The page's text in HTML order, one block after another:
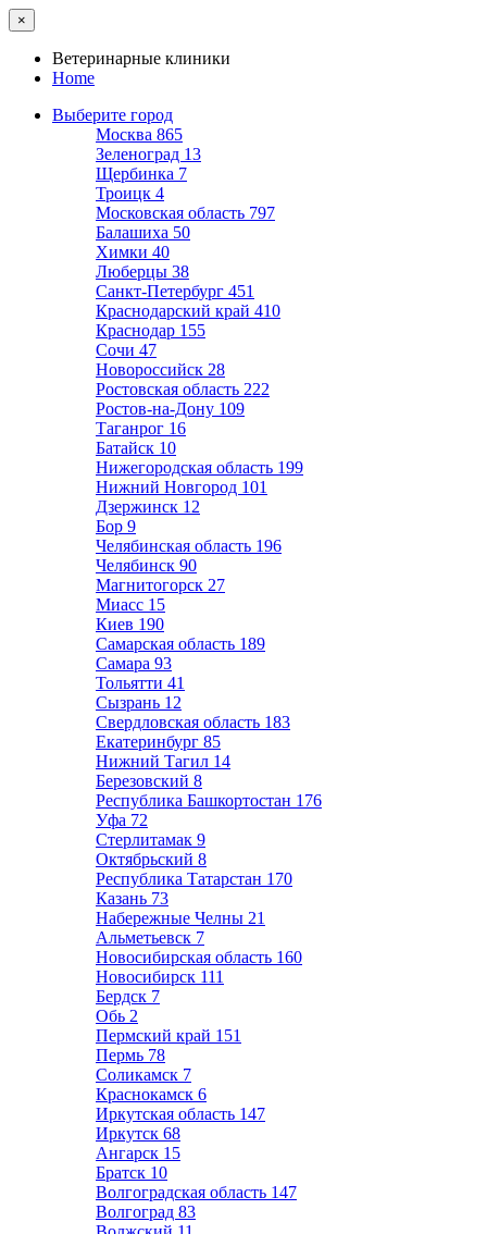
×
Ветеринарные клиники
Home
Выберите город
Москва 865
Зеленоград 13
Щербинка 7
Троицк 4
Московская область 797
Балашиха 50
Химки 40
Люберцы 38
Санкт-Петербург 451
Краснодарский край 410
Краснодар 155
Сочи 47
Новороссийск 28
Ростовская область 222
Ростов-на-Дону 109
Таганрог 16
Батайск 10
Нижегородская область 199
Нижний Новгород 101
Дзержинск 12
Бор 9
Челябинская область 196
Челябинск 90
Магнитогорск 27
Миасс 15
Киев 190
Самарская область 189
Самара 93
Тольятти 41
Сызрань 12
Свердловская область 183
Екатеринбург 85
Нижний Тагил 14
Березовский 8
Республика Башкортостан 176
Уфа 72
Стерлитамак 9
Октябрьский 8
Республика Татарстан 170
Казань 73
Набережные Челны 21
Альметьевск 7
Новосибирская область 160
Новосибирск 111
Бердск 7
Обь 2
Пермский край 151
Пермь 78
Соликамск 7
Краснокамск 6
Иркутская область 147
Иркутск 68
Ангарск 15
Братск 10
Волгоградская область 147
Волгоград 83